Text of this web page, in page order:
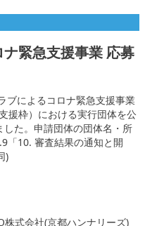
緊急支援事業 応募
ブによるコロナ緊急支援事業
援枠）における実行団体を公
た。申請団体の団体名・所
「10. 審査結果の通知と開
)
式会社(京都ハンナリーズ)